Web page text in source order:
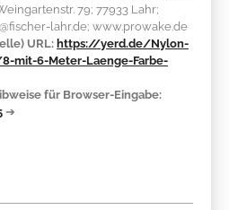
79; 77933 Lahr;
lahr.de; www.prowake.de
URL: https://yerd.de/Nylon-
mit-6-Meter-Laenge-Farbe-
für Browser-Eingabe:
➔